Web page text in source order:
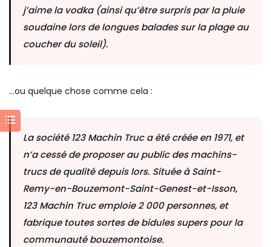
j’aime la vodka (ainsi qu’être surpris par la pluie
soudaine lors de longues balades sur la plage au
coucher du soleil).
…ou quelque chose comme cela :
La société 123 Machin Truc a été créée en 1971, et
n’a cessé de proposer au public des machins-
trucs de qualité depuis lors. Située à Saint-
Remy-en-Bouzemont-Saint-Genest-et-Isson,
123 Machin Truc emploie 2 000 personnes, et
fabrique toutes sortes de bidules supers pour la
communauté bouzemontoise.